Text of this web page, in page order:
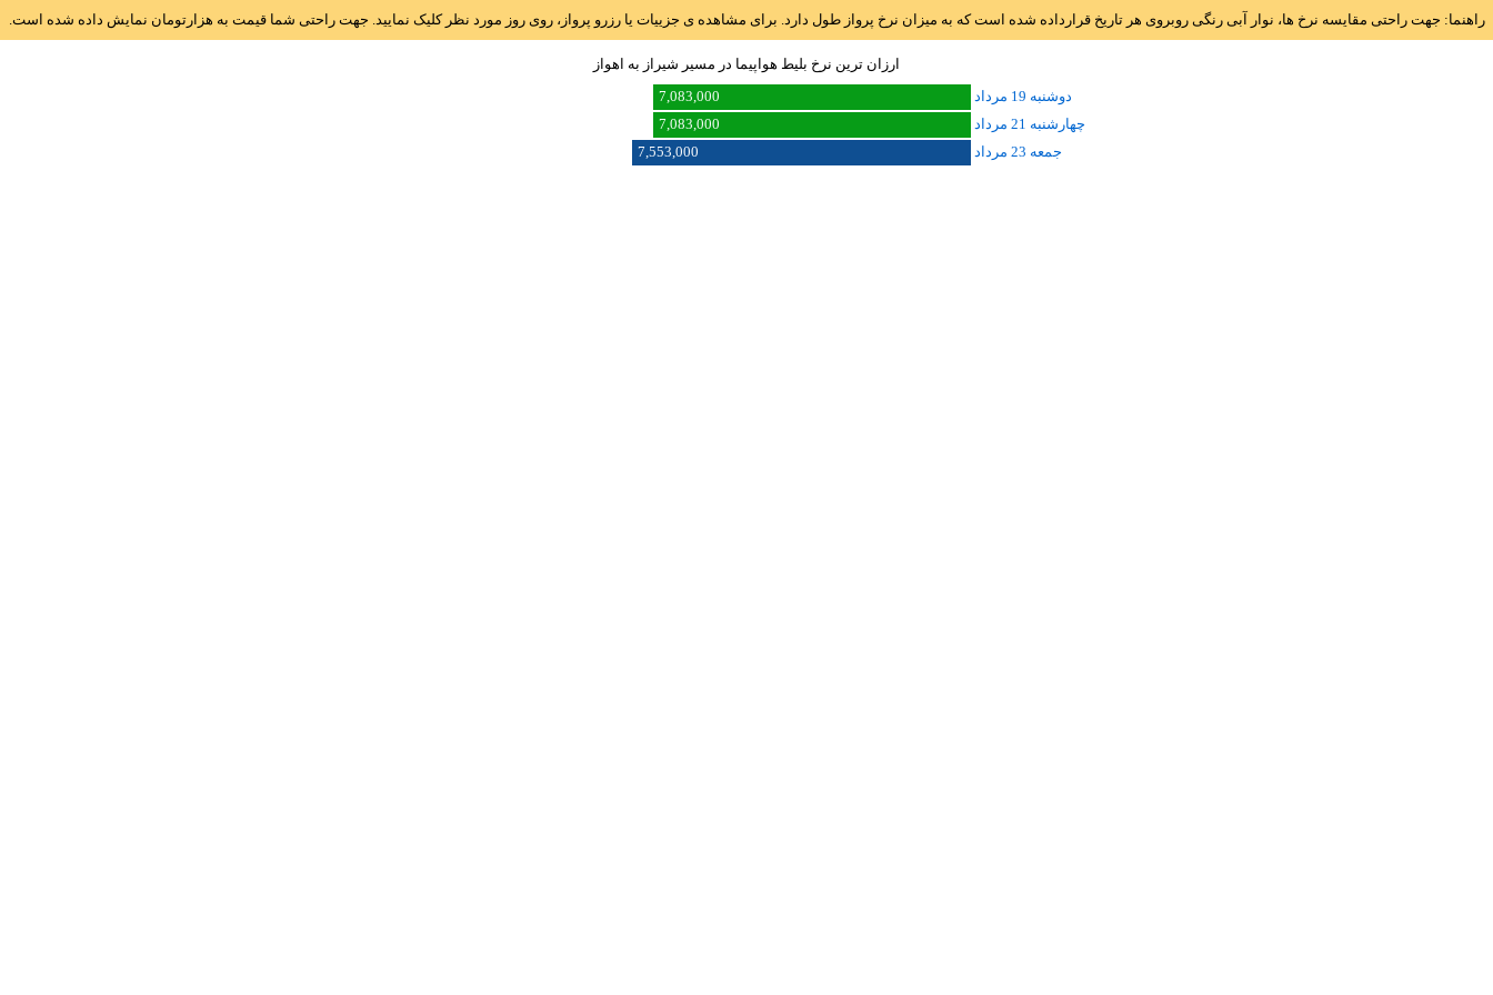
راهنما: جهت راحتی مقایسه نرخ ها، نوار آبی رنگی روبروی هر تاریخ قرارداده شده است که به میزان نرخ پرواز طول دارد. برای مشاهده ی جزییات یا رزرو پرواز، روی روز مورد نظر کلیک نمایید. جهت راحتی شما قیمت به هزارتومان نمایش داده شده است.
ارزان ترین نرخ بلیط هواپیما در مسیر شيراز به اهواز
دوشنبه 19 مرداد
7,083,000
چهارشنبه 21 مرداد
7,083,000
جمعه 23 مرداد
7,553,000